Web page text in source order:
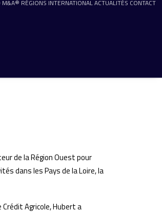
M&A® RÉGIONS INTERNATIONALACTUALITÉS CONTACT
de la Région Ouest pour
dans les Pays de la Loire, la
Agricole, Hubert a